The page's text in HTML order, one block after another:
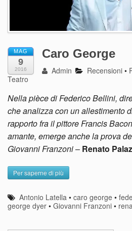
MAG
9
2016
Caro George
Admin Recensioni •
Teatro
Nella pièce di Federico Bellini,
che analizza con un allestimento
rapporto fra il pittore Francis
amante, emerge anche la prova
Giovanni Franzoni– Renato
Per saperne di più
Antonio Latella •caro george •
george dyer • Giovanni Franzoni •